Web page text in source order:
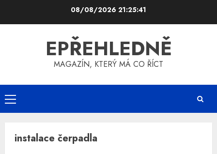
08/08/2026 21:25:41
EPŘEHLEDNĚ
MAGAZÍN, KTERÝ MÁ CO ŘÍCT
Primary
Menu
instalace čerpadla